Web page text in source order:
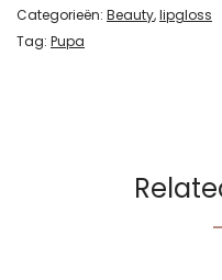
Categorieën: Beauty,lipgloss
Tag: Pupa